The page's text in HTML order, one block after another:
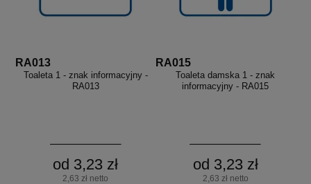
RA013
Toaleta 1 - znak informacyjny -
RA013
od 3,23 zł
2,63 zł netto
RA015
Toaleta damska 1 - znak
informacyjny - RA015
od 3,23 zł
2,63 zł netto